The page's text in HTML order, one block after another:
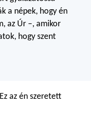
a népek, hogy én
az Úr –, amikor
hogy szent
az én szeretett